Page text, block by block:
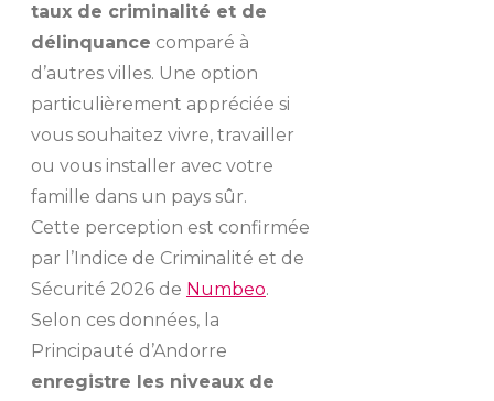
taux de criminalité et de
délinquance comparé à
d’autres villes. Une option
particulièrement appréciée si
vous souhaitez vivre, travailler
ou vous installer avec votre
famille dans un pays sûr.
Cette perception est confirmée
par l’Indice de Criminalité et de
Sécurité 2026 de Numbeo.
Selon ces données, la
Principauté d’Andorre
enregistre les niveaux de